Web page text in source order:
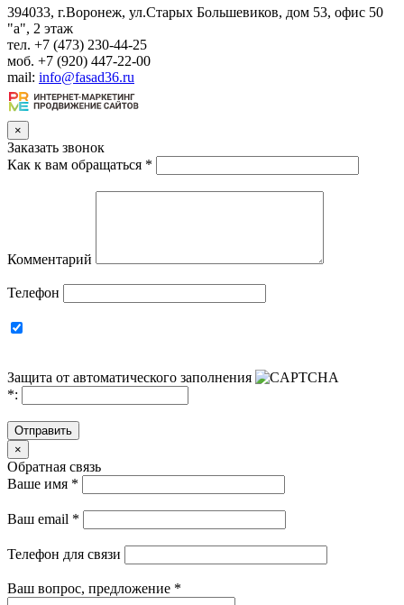
394033, г.Воронеж, ул.Старых Большевиков, дом 53, офис 50
"а", 2 этаж
тел. +7 (473) 230-44-25
моб. +7 (920) 447-22-00
mail: info@fasad36.ru
×
Заказать звонок
Как к вам обращаться *
Комментарий
Телефон
Защита от автоматического заполнения
*:
Отправить
×
Обратная связь
Ваше имя *
Ваш email *
Телефон для связи
Ваш вопрос, предложение *